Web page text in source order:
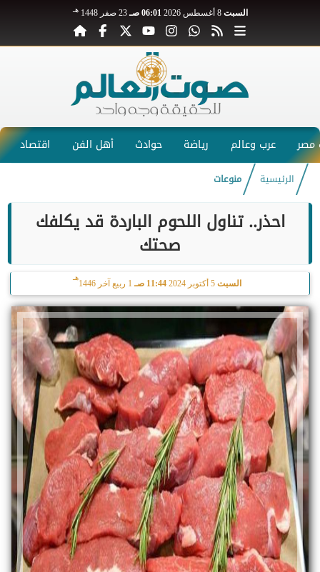
السبت 8 أغسطس 2026 06:01 صـ 23 صفر 1448 هـ
عرب وعالم رياضة حوادث أهل الفن اقتصاد
الرئيسية منوعات
احذر.. تناول اللحوم الباردة قد يكلفك
صحتك
السبت 11:44 صـ 1 ربيع آخر 1446
هـ